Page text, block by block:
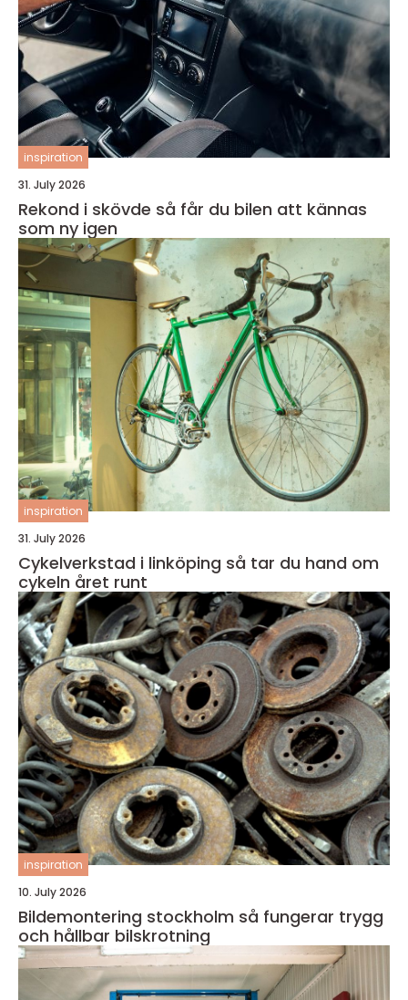
inspiration
31. July 2026
Rekond i skövde så får du bilen att kännas
som ny igen
inspiration
31. July 2026
Cykelverkstad i linköping så tar du hand om
cykeln året runt
inspiration
10. July 2026
Bildemontering stockholm så fungerar trygg
och hållbar bilskrotning